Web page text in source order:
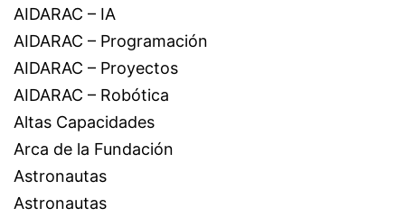
AIDARAC – IA
AIDARAC – Programación
AIDARAC – Proyectos
AIDARAC – Robótica
Altas Capacidades
Arca de la Fundación
Astronautas
Astronautas